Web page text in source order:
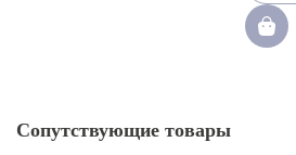
Сопутствующие товары